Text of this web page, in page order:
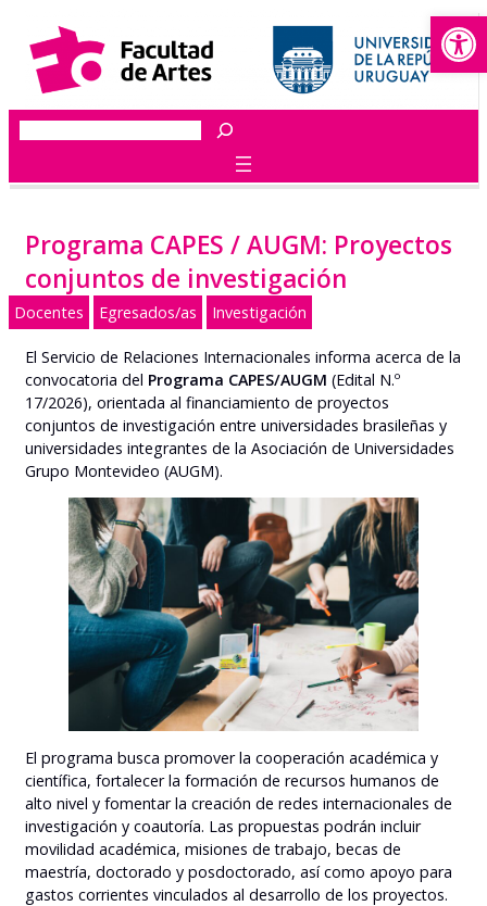
contenido
Buscar
Programa CAPES / AUGM: Proyectos
conjuntos de investigación
Docentes Egresados/as Investigación
El Servicio de Relaciones Internacionales informa acerca de la
convocatoria del Programa CAPES/AUGM (Edital N.º
17/2026), orientada al financiamiento de proyectos
conjuntos de investigación entre universidades brasileñas y
universidades integrantes de la Asociación de Universidades
Grupo Montevideo (AUGM).
El programa busca promover la cooperación académica y
científica, fortalecer la formación de recursos humanos de
alto nivel y fomentar la creación de redes internacionales de
investigación y coautoría. Las propuestas podrán incluir
movilidad académica, misiones de trabajo, becas de
maestría, doctorado y posdoctorado, así como apoyo para
gastos corrientes vinculados al desarrollo de los proyectos.